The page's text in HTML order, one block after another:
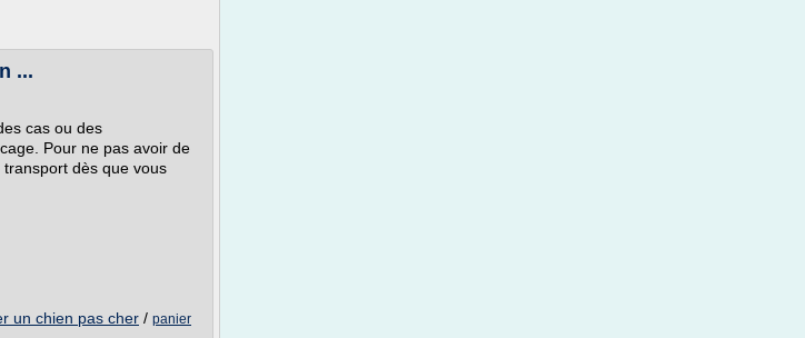
...
cas ou des
Pour ne pas avoir de
dès que vous
un chien pas cher / panier